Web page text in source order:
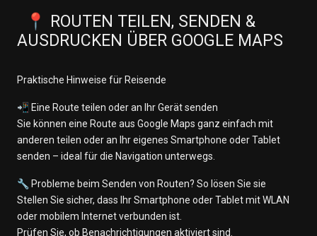
📍 ROUTEN TEILEN, SENDEN &
AUSDRUCKEN ÜBER GOOGLE MAPS
Praktische Hinweise für Reisende
📲 Eine Route teilen oder an Ihr Gerät senden
Sie können eine Route aus Google Maps ganz einfach mit
anderen teilen oder an Ihr eigenes Smartphone oder Tablet
senden – ideal für die Navigation unterwegs.
🔧 Probleme beim Senden von Routen? So lösen Sie sie
Stellen Sie sicher, dass Ihr Smartphone oder Tablet mit WLAN
oder mobilem Internet verbunden ist.
Prüfen Sie, ob Benachrichtigungen aktiviert sind.